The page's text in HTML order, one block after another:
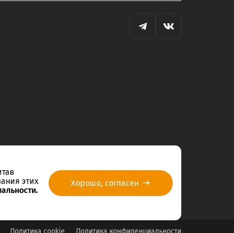
Политика cookie Политика конфиденциальности
этих
Хорошо, согласен